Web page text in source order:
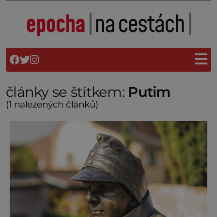
články se štítkem: Putim
(1 nalezených článků)